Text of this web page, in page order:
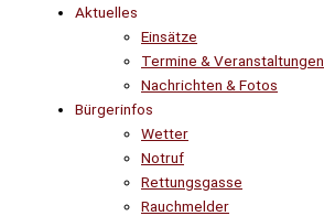
Aktuelles
Einsätze
Termine & Veranstaltungen
Nachrichten & Fotos
Bürgerinfos
Wetter
Notruf
Rettungsgasse
Rauchmelder